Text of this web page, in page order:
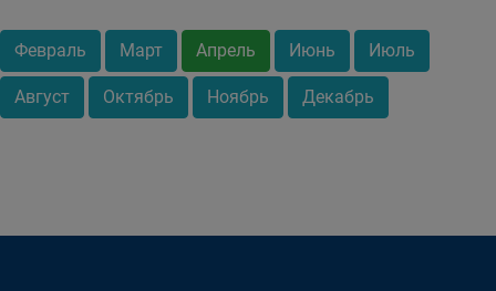
Февраль Март Апрель Июнь Июль
Август Октябрь Ноябрь Декабрь